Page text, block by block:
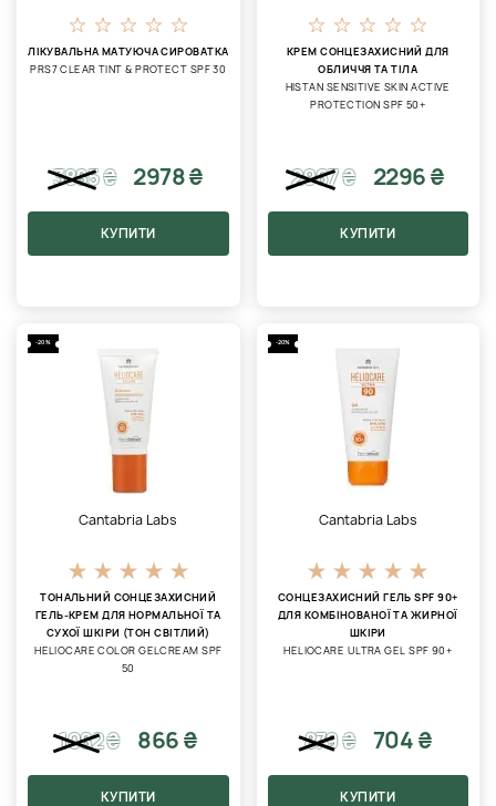
ЛІКУВАЛЬНА МАТУЮЧА СИРОВАТКА
PRS7 CLEAR TINT & PROTECT SPF 30
3885₴ 2978 ₴
КУПИТИ
КРЕМ СОНЦЕЗАХИСНИЙ ДЛЯ
ОБЛИЧЧЯ ТА ТІЛА
HISTAN SENSITIVE SKIN ACTIVE
PROTECTION SPF 50+
2967₴ 2296 ₴
КУПИТИ
-20%
Cantabria Labs
ТОНАЛЬНИЙ СОНЦЕЗАХИСНИЙ
ГЕЛЬ-КРЕМ ДЛЯ НОРМАЛЬНОЇ ТА
СУХОЇ ШКІРИ (ТОН СВІТЛИЙ)
HELIOCARE COLOR GELCREAM SPF
50
1082₴ 866 ₴
КУПИТИ
-20%
Cantabria Labs
СОНЦЕЗАХИСНИЙ ГЕЛЬ SPF 90+
ДЛЯ КОМБІНОВАНОЇ ТА ЖИРНОЇ
ШКІРИ
HELIOCARE ULTRA GEL SPF 90+
879₴ 704 ₴
КУПИТИ